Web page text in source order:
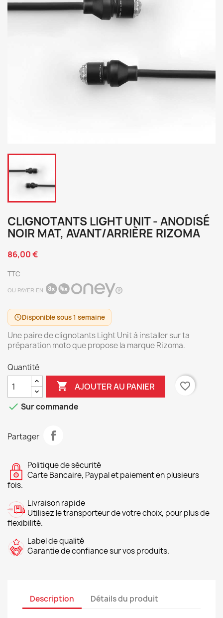
CLIGNOTANTS LIGHT UNIT - ANODISÉ
NOIR MAT, AVANT/ARRIÈRE RIZOMA
86,00 €
TTC
OU PAYER EN
scheduleDisponible sous 1 semaine
Une paire de clignotants Light Unit à installer sur ta
préparation moto que propose la marque Rizoma.
Quantité
 AJOUTER AU PANIER
favorite_border
 Sur commande
Partager
Politique de sécurité
Carte Bancaire, Paypal et paiement en plusieurs
fois.
Livraison rapide
Utilisez le transporteur de votre choix, pour plus de
flexibilité.
Label de qualité
Garantie de confiance sur vos produits.
Description Détails du produit